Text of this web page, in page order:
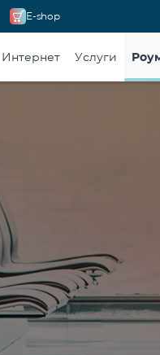
E-shop
Интернет Услуги